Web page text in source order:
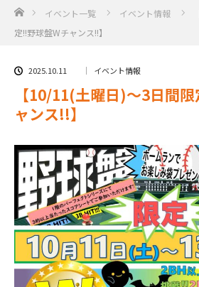
ホーム イベント一覧 イベント情報
定!!野球盤Wチャンス!!】
2025.10.11 イベント情報
【10/11(土曜日)～3日間
ャンス!!】